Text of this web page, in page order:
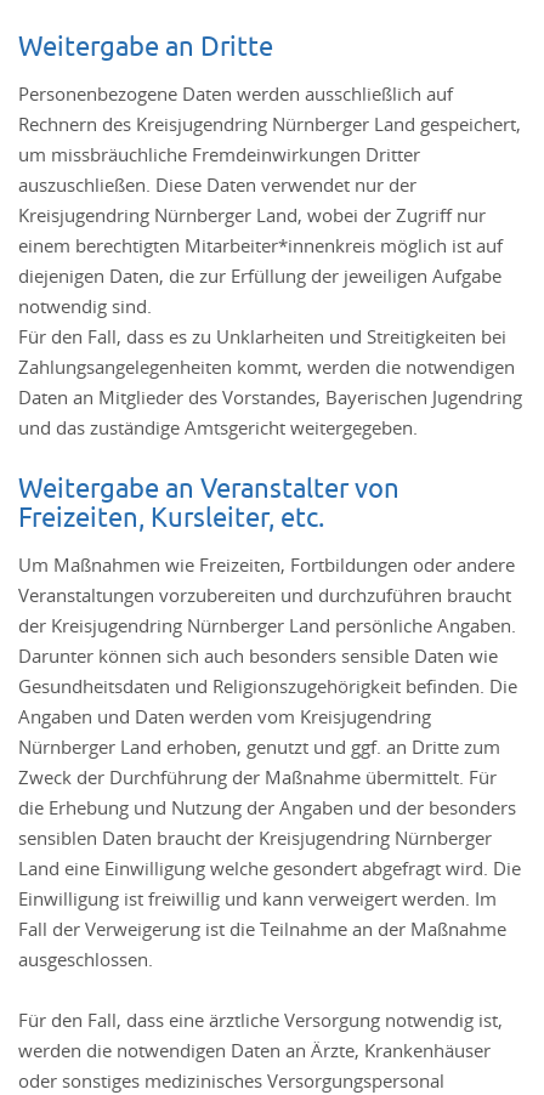
Weitergabe an Dritte
Personenbezogene Daten werden ausschließlich auf
Rechnern des Kreisjugendring Nürnberger Land gespeichert,
um missbräuchliche Fremdeinwirkungen Dritter
auszuschließen. Diese Daten verwendet nur der
Kreisjugendring Nürnberger Land, wobei der Zugriff nur
einem berechtigten Mitarbeiter*innenkreis möglich ist auf
diejenigen Daten, die zur Erfüllung der jeweiligen Aufgabe
notwendig sind.
Für den Fall, dass es zu Unklarheiten und Streitigkeiten bei
Zahlungsangelegenheiten kommt, werden die notwendigen
Daten an Mitglieder des Vorstandes, Bayerischen Jugendring
und das zuständige Amtsgericht weitergegeben.
Weitergabe an Veranstalter von
Freizeiten, Kursleiter, etc.
Um Maßnahmen wie Freizeiten, Fortbildungen oder andere
Veranstaltungen vorzubereiten und durchzuführen braucht
der Kreisjugendring Nürnberger Land persönliche Angaben.
Darunter können sich auch besonders sensible Daten wie
Gesundheitsdaten und Religionszugehörigkeit befinden. Die
Angaben und Daten werden vom Kreisjugendring
Nürnberger Land erhoben, genutzt und ggf. an Dritte zum
Zweck der Durchführung der Maßnahme übermittelt. Für
die Erhebung und Nutzung der Angaben und der besonders
sensiblen Daten braucht der Kreisjugendring Nürnberger
Land eine Einwilligung welche gesondert abgefragt wird. Die
Einwilligung ist freiwillig und kann verweigert werden. Im
Fall der Verweigerung ist die Teilnahme an der Maßnahme
ausgeschlossen.
Für den Fall, dass eine ärztliche Versorgung notwendig ist,
werden die notwendigen Daten an Ärzte, Krankenhäuser
oder sonstiges medizinisches Versorgungspersonal